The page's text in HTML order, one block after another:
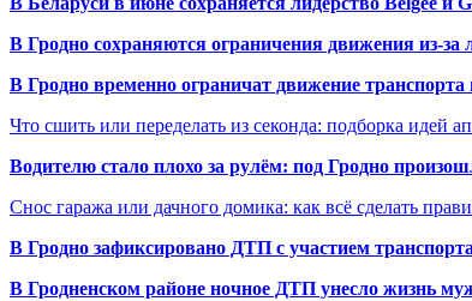
В Гродно сохраняются ограничения движения из-за
В Гродно временно ограничат движение транспорта
Что сшить или переделать из секонда: подборка идей
Водителю стало плохо за рулём: под Гродно
Снос гаража или дачного домика: как всё сделать
В Гродно зафиксировано ДТП с участием
В Гродненском районе ночное ДТП унесло жизнь